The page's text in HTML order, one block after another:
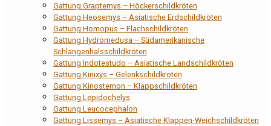
Gattung Graptemys – Höckerschildkröten
Gattung Heosemys – Asiatische Erdschildkröten
Gattung Homopus – Flachschildkröten
Gattung Hydromedusa – Südamerikanische
Schlangenhalsschildkröten
Gattung Indotestudo – Asiatische Landschildkröten
Gattung Kinixys – Gelenkschildkröten
Gattung Kinosternon – Klappschildkröten
Gattung Lepidochelys
Gattung Leucocephalon
Gattung Lissemys – Asiatische Klappen-Weichschildkröten